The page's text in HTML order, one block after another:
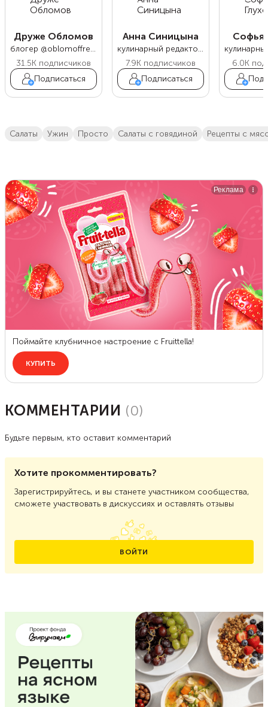
Друже Обломов
блогер @oblomoffrecipe
31.5K подписчиков
Подписаться
Анна Синицына
кулинарный редактор Food.ru
7.9K подписчиков
Подписаться
Софья
6.0K
салаты ужин просто салаты с говядиной Рецепты с
КОММЕНТАРИИ (0)
Будьте первым, кто оставит комментарий
Хотите прокомментировать?
Зарегистрируйтесь, и вы станете участником сообщества,
сможете участвовать в дискуссиях и оставлять отзывы
ВОЙТИ